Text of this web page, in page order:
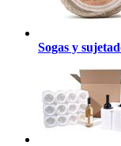
Sogas y